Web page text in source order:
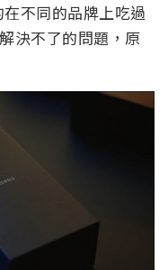
不同的品牌上吃過
決不了的問題，原